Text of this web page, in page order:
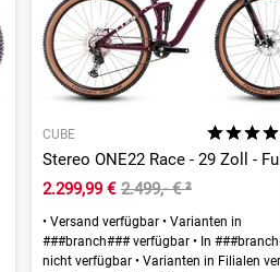
CUBE
2.299,99 € 2.499,- €²
•Versand verfügbar •Varianten in
###branch### verfügbar •In
nicht verfügbar •Varianten in Filialen